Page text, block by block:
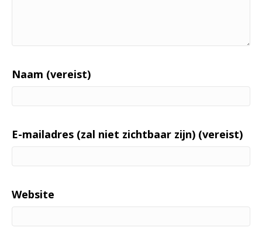
Naam (vereist)
E-mailadres (zal niet zichtbaar zijn) (vereist)
Website